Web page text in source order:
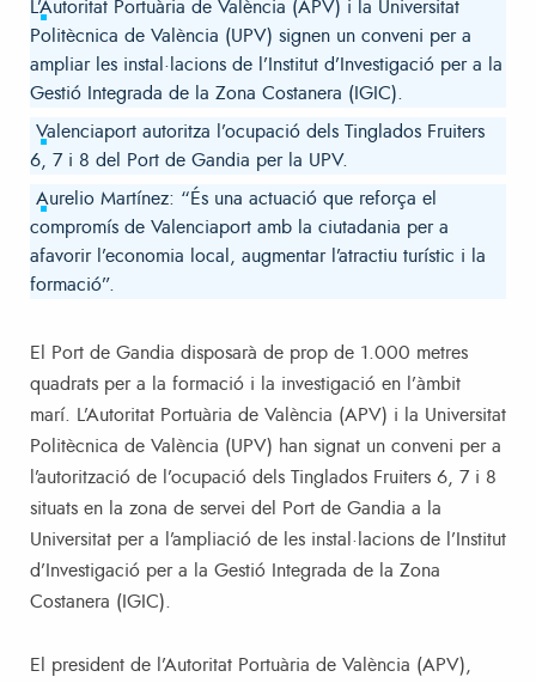
L’Autoritat Portuària de València (APV) i la Universitat
Politècnica de València (UPV) signen un conveni per a
ampliar les instal·lacions de l’Institut d’Investigació per a la
Gestió Integrada de la Zona Costanera (IGIC).
Valenciaport autoritza l’ocupació dels Tinglados Fruiters
6, 7 i 8 del Port de Gandia per la UPV.
Aurelio Martínez: “És una actuació que reforça el
compromís de Valenciaport amb la ciutadania per a
afavorir l’economia local, augmentar l’atractiu turístic i la
formació”.
El Port de Gandia disposarà de prop de 1.000 metres
quadrats per a la formació i la investigació en l’àmbit
marí. L’Autoritat Portuària de València (APV) i la Universitat
Politècnica de València (UPV) han signat un conveni per a
l’autorització de l’ocupació dels Tinglados Fruiters 6, 7 i 8
situats en la zona de servei del Port de Gandia a la
Universitat per a l’ampliació de les instal·lacions de l’Institut
d’Investigació per a la Gestió Integrada de la Zona
Costanera (IGIC).
El president de l’Autoritat Portuària de València (APV),